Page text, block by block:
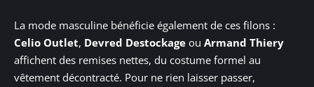
La mode masculine bénéficie également de ces filons :
Celio Outlet, Devred Destockage ou Armand Thiery
affichent des remises nettes, du costume formel au
vêtement décontracté. Pour ne rien laisser passer,